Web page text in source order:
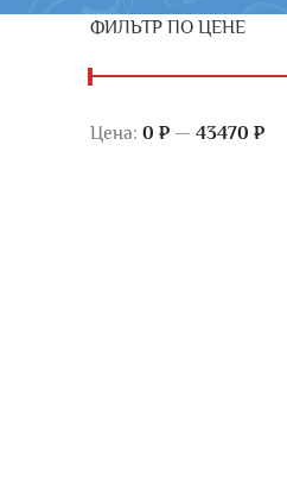
ФИЛЬТР ПО ЦЕНЕ
Цена: 0 ₽ — 43470 ₽